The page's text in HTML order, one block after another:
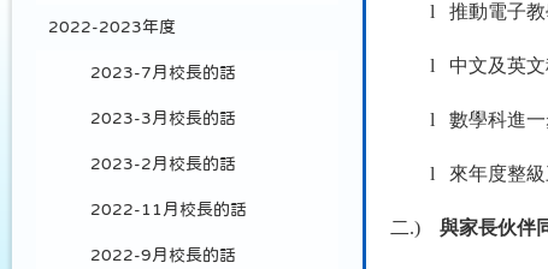
l 推動電子
l 中文及英
l 數學科進
l 來年度整
二.) 與家長伙伴
2022-2023年度
2023-7月校長的話
2023-3月校長的話
2023-2月校長的話
2022-11月校長的話
2022-9月校長的話